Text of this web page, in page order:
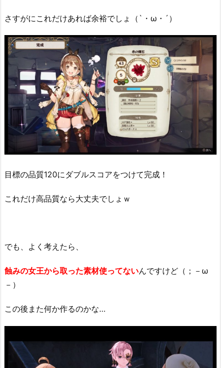
さすがにこれだけあれば余裕でしょ（`・ω・´）
目標の品質120にダブルスコアをつけて完成！
これだけ高品質なら大丈夫でしょｗ
でも、よく考えたら、
蝕みの女王から取った素材使ってないんですけど（；－ω
－）
この後また何か作るのかな…